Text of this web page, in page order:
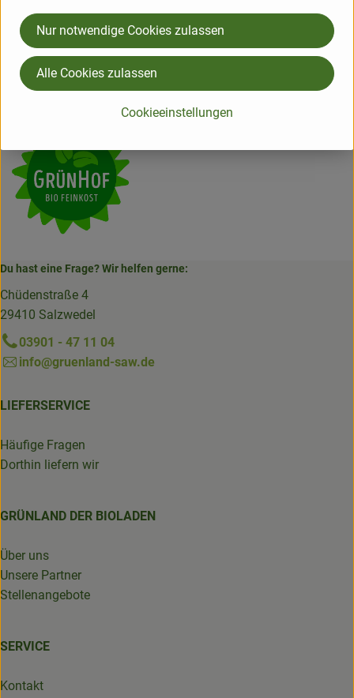
Hersteller: Grünhof
Deutschland
Grünhof
Du hast eine Frage? Wir helfen gerne:
Chüdenstraße 4
29410 Salzwedel
03901 - 47 11 04
info@gruenland-saw.de
LIEFERSERVICE
Häufige Fragen
Dorthin liefern wir
GRÜNLAND DER BIOLADEN
Über uns
Unsere Partner
Stellenangebote
SERVICE
Kontakt
Cookieeinstellungen
Nur notwendige Cookies zulassen
Alle Cookies zulassen